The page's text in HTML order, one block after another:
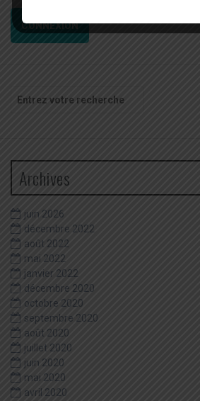
CONNEXION
Recherche
pour
Archives
juin 2026
décembre 2022
août 2022
mai 2022
janvier 2022
décembre 2020
octobre 2020
septembre 2020
août 2020
juillet 2020
juin 2020
mai 2020
avril 2020